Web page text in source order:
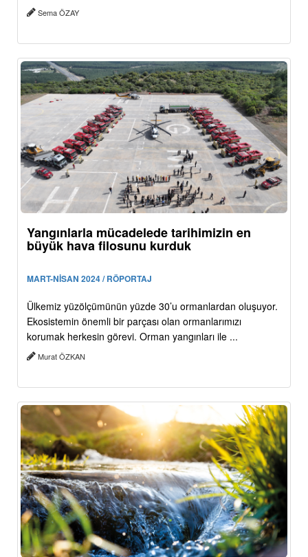
Sema ÖZAY
Yangınlarla mücadelede tarihimizin en
büyük hava filosunu kurduk
MART-NİSAN 2024 / RÖPORTAJ
Ülkemiz yüzölçümünün yüzde 30’u ormanlardan oluşuyor.
Ekosistemin önemli bir parçası olan ormanlarımızı
korumak herkesin görevi. Orman yangınları ile ...
Murat ÖZKAN